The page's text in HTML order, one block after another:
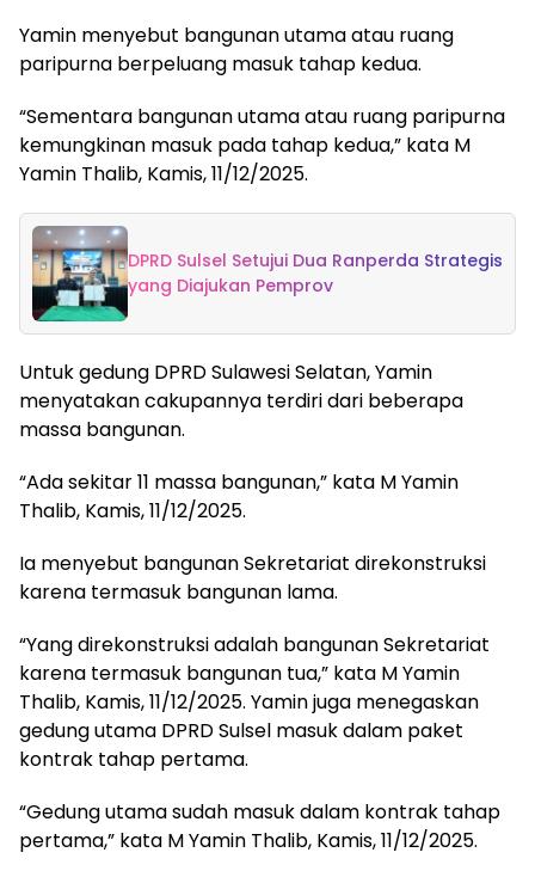
Yamin menyebut bangunan utama atau ruang
paripurna berpeluang masuk tahap kedua.
“Sementara bangunan utama atau ruang paripurna
kemungkinan masuk pada tahap kedua,” kata M
Yamin Thalib, Kamis, 11/12/2025.
DPRD Sulsel Setujui Dua Ranperda Strategis
yang Diajukan Pemprov
Untuk gedung DPRD Sulawesi Selatan, Yamin
menyatakan cakupannya terdiri dari beberapa
massa bangunan.
“Ada sekitar 11 massa bangunan,” kata M Yamin
Thalib, Kamis, 11/12/2025.
Ia menyebut bangunan Sekretariat direkonstruksi
karena termasuk bangunan lama.
“Yang direkonstruksi adalah bangunan Sekretariat
karena termasuk bangunan tua,” kata M Yamin
Thalib, Kamis, 11/12/2025. Yamin juga menegaskan
gedung utama DPRD Sulsel masuk dalam paket
kontrak tahap pertama.
“Gedung utama sudah masuk dalam kontrak tahap
pertama,” kata M Yamin Thalib, Kamis, 11/12/2025.